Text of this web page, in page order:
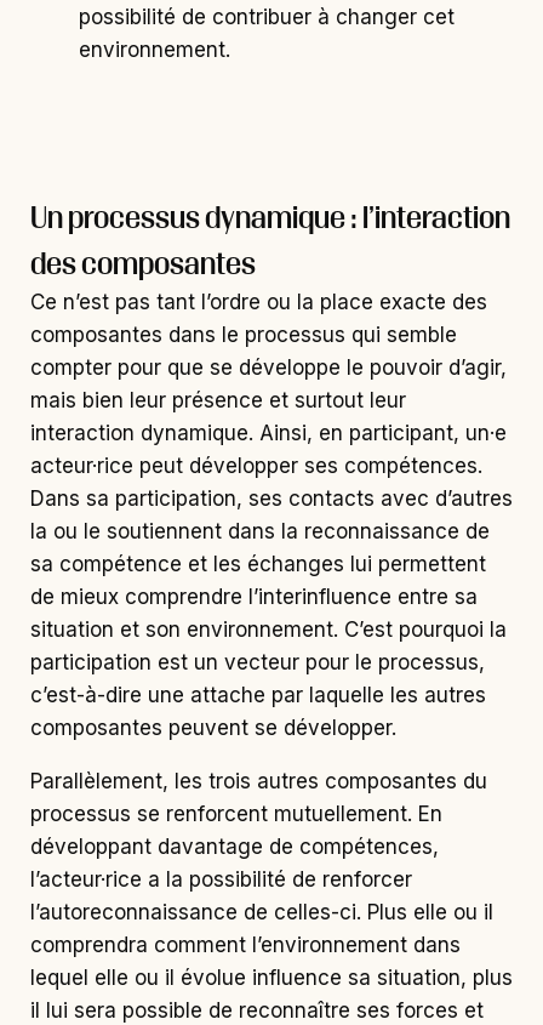
possibilité de contribuer à changer cet
environnement.
Un processus dynamique : l’interaction
des composantes
Ce n’est pas tant l’ordre ou la place exacte des
composantes dans le processus qui semble
compter pour que se développe le pouvoir d’agir,
mais bien leur présence et surtout leur
interaction dynamique. Ainsi, en participant, un·e
acteur·rice peut développer ses compétences.
Dans sa participation, ses contacts avec d’autres
la ou le soutiennent dans la reconnaissance de
sa compétence et les échanges lui permettent
de mieux comprendre l’interinfluence entre sa
situation et son environnement. C’est pourquoi la
participation est un vecteur pour le processus,
c’est-à-dire une attache par laquelle les autres
composantes peuvent se développer.
Parallèlement, les trois autres composantes du
processus se renforcent mutuellement. En
développant davantage de compétences,
l’acteur·rice a la possibilité de renforcer
l’autoreconnaissance de celles-ci. Plus elle ou il
comprendra comment l’environnement dans
lequel elle ou il évolue influence sa situation, plus
il lui sera possible de reconnaître ses forces et